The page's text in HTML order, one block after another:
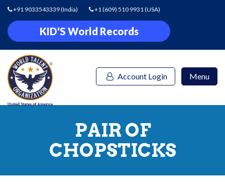
+91 9033543339(India) +1 (609) 510 9931(USA)
KID'S World Records
Account Login Menu
PAIR OF
CHOPSTICKS